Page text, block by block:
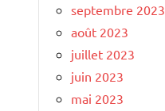
septembre 2023
août 2023
juillet 2023
juin 2023
mai 2023